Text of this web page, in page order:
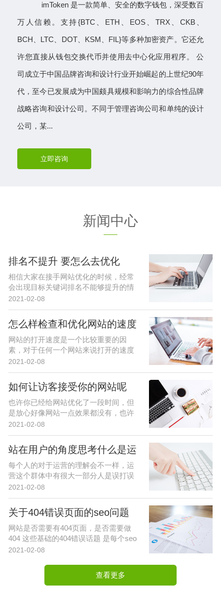
imToken 是一款简单、安全的数字钱包，深受数百
万人信赖。支持{BTC、ETH、EOS、TRX、CKB、
BCH、LTC、DOT、KSM、FIL}等多种加密资产。它还允
许您直接从钱包交换代币并使用去中心化应用程序。 公
司成立于中国品牌咨询和设计行业开始崛起的上世纪90年
代，至今已发展成为中国颇具规模和影响力的综合性品牌
战略咨询和设计公司。不同于管理咨询公司和单纯的设计
公司，某...
立即咨询
新闻中心
排名不提升 要怎么去优化
相信大家在接手网站优化的时候，经常
会出现目标关键词排名不能够提升的情
况...
2021-02-08
怎么样检查和优化网站的速度
网站的打开速度是一个比较重要的因
素，对于任何一个网站来说打开的速度
跟用...
2021-02-08
如何让访客接受你的网站呢
也许你已经给网站优化了一段时间，但
是放心好像网站一点效果都没有，也许
你...
2021-02-08
站在用户的角度思考什么是运
每个人的对于运营的理解会不一样，运
营这个群体中有很大一部分人是误打误
撞...
2021-02-08
关于404错误页面的seo问题
网站是否需要有404页面，是否需要做
404 这些基础的404错误话题 是每个seo
从业人...
2021-02-08
查看更多